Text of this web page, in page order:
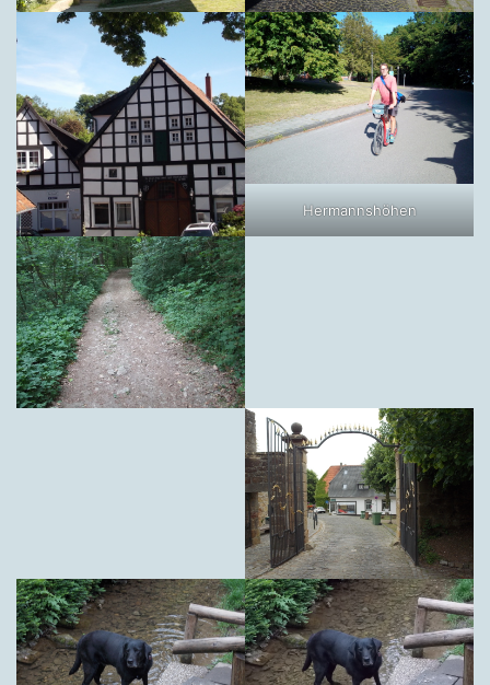
Hermannshöhen